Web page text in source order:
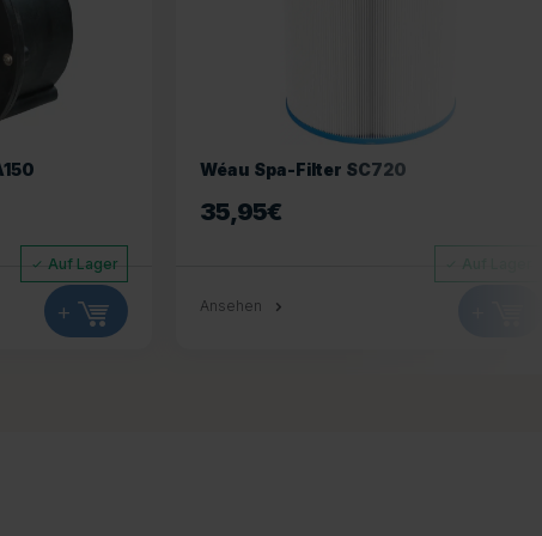
Auf Lager
+
Wéau Spa-Filter SC720
35,95€
Ansehen